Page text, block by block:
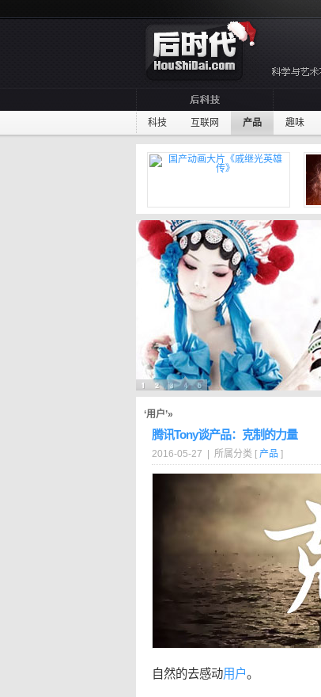
科技 互联网 产品 趣味
‘用户’»
腾讯Tony谈产品：克制的力量
2016-05-27 | 所属分类 [ 产品 ]
自然的去感动用户。